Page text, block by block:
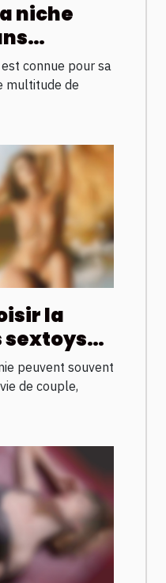
niche
adultes
connue pour sa
multitude de
la
sextoys
la vie de
peuvent souvent
de couple,